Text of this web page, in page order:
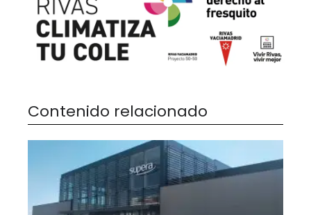
Contenido relacionado